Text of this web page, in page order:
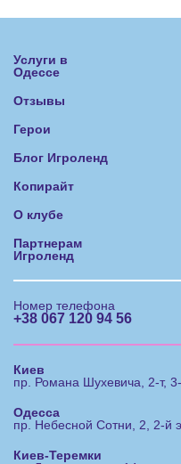
Услуги в
Одессе
Отзывы
Герои
Блог Игроленд
Копирайт
О клубе
Партнерам
Игроленд
Номер телефона
+38 067 120 94 56
Киев
пр. Романа Шухевича, 2-т,
Одесса
пр. Небесной Сотни, 2, 2-й
Киев-Теремки